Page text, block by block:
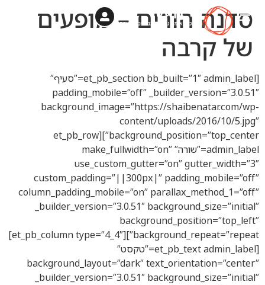
– מופעים
[et_pb_section bb_built=”1″ admin_label=”סעיף”
padding_mobile=”off”
background_image=”https://
content/uploads/
background_position=”top_center”][et_pb_row
admin_label=”שורה” make_fullwidth=”on”
use_custom_gutter=”on”
custom_padding=”||300px|”
column_padding_mobile=”on”
_builder_version=”3.0.51″
background_repeat=”repeat”][et_pb_column type=”4_4″]
[et_pb_text admin_label=”טקסט”
background_layout=”dark”
_builder_version=”3.0.51″